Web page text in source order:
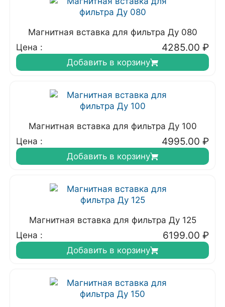
Магнитная вставка для фильтра Ду 080
Цена :
4285.00 ₽
Добавить в корзину
Магнитная вставка для фильтра Ду 100
Цена :
4995.00 ₽
Добавить в корзину
Магнитная вставка для фильтра Ду 125
Цена :
6199.00 ₽
Добавить в корзину